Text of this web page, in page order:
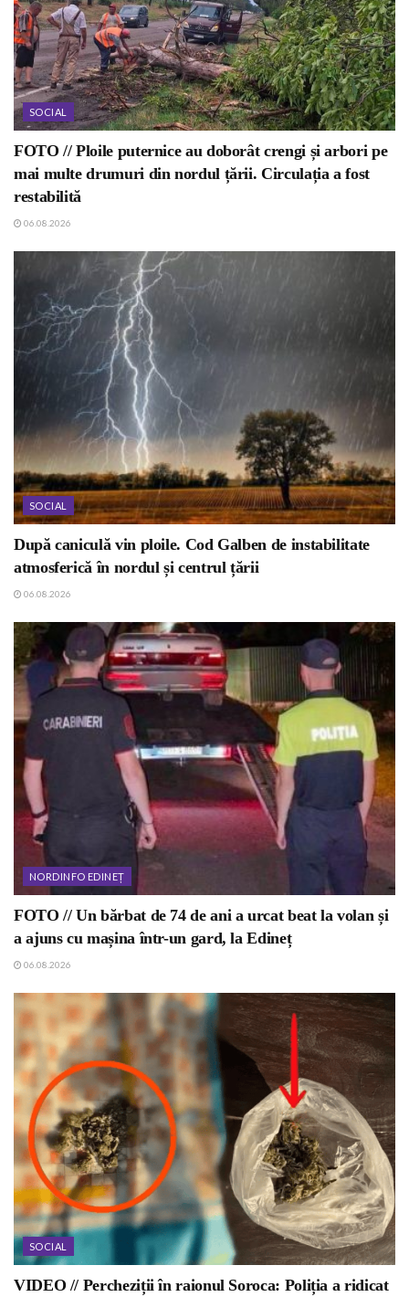
SOCIAL
FOTO // Ploile puternice au doborât crengi și arbori pe
mai multe drumuri din nordul țării. Circulația a fost
restabilită
06.08.2026
SOCIAL
După caniculă vin ploile. Cod Galben de instabilitate
atmosferică în nordul și centrul țării
06.08.2026
NORDINFO EDINEȚ
FOTO // Un bărbat de 74 de ani a urcat beat la volan și
a ajuns cu mașina într-un gard, la Edineț
06.08.2026
SOCIAL
VIDEO // Percheziții în raionul Soroca: Poliția a ridicat